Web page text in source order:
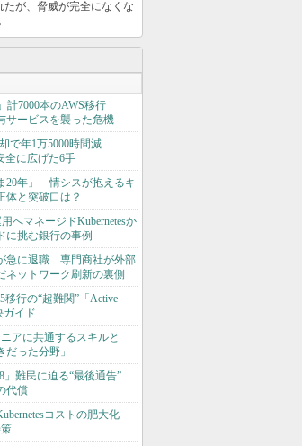
たが、脅威が完全になくな
計7000本のAWS移行
サービスを襲った危機
で年1万5000時間減
全に広げた6手
20年」 情シスが抱えるキ
体と突破口は？
へマネージドKubernetesか
挑む銀行の事例
急に退職 専門商社が外部
ネットワーク刷新の裏側
移行の“超難関”「Active
ガイド
アに共通するスキルと
だった分野」
8」難民に迫る“最後通告”
代償
コストの肥大化